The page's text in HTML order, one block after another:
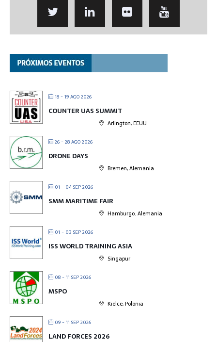
18 - 19 AGO 2026
COUNTER UAS SUMMIT
Arlington, EEUU
26 - 28 AGO 2026
DRONE DAYS
Bremen, Alemania
01 - 04 SEP 2026
SMM MARITIME FAIR
Hamburgo. Alemania
01 - 03 SEP 2026
ISS WORLD TRAINING ASIA
Singapur
08 - 11 SEP 2026
MSPO
Kielce, Polonia
09 - 11 SEP 2026
LAND FORCES 2026